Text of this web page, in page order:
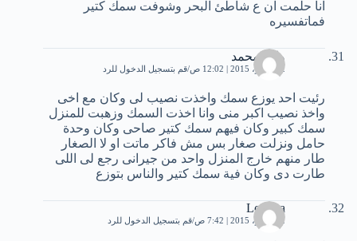
انا حلمت ان ع شاطئ البحر وشوفت سمك كتير
فماتفسيره
وائل محمد
2 نوفمبر، 2015 | 12:02 ص قم بتسجيل الدخول للرد
رئيت احد يوزع سمك واخذت نصيب لى وكان مع اخى
واخذ نصيب اكبر منى وانا اخذت السمك وزهبت للمنزل
سمك كبير وكان فيهم سمك كتير صاحى وكان وحدة
حامل ونزلت صغار بس مش فاكر ماتت او لا الصغار
طار منهم خارج المنزل واحد من جيرانى رجع لى اللى
طارت دى وكان فية سمك كتير والناس بتوزع
Loubna
2 نوفمبر، 2015 | 7:42 ص قم بتسجيل الدخول للرد